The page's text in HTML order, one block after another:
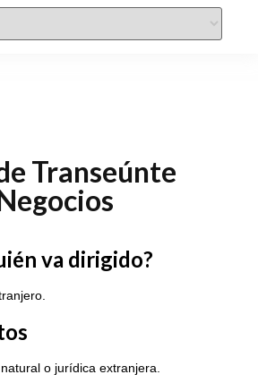
Transeúnte
va dirigido?
o jurídica extranjera.